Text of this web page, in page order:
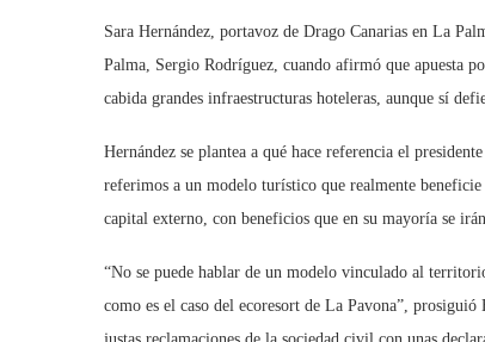
Sara Hernández, portavoz de Drago Canarias en La
Palma, Sergio Rodríguez, cuando afirmó que apuesta
cabida grandes infraestructuras hoteleras, aunque sí
Hernández se plantea a qué hace referencia el
referimos a un modelo turístico que realmente
capital externo, con beneficios que en su mayoría se
“No se puede hablar de un modelo vinculado al
como es el caso del ecoresort de La Pavona”,